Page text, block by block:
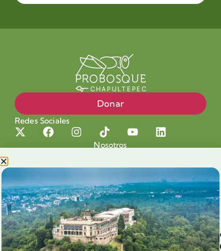
Donar
Redes Sociales
Nosotros
Nuestra Causa
Productos con Causa
Blog
Voluntariado Chapultepec